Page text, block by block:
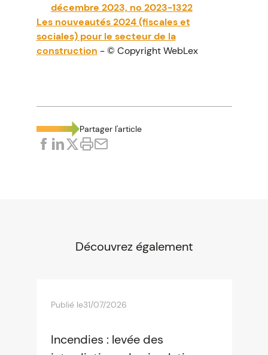
décembre 2023, no 2023-1322
Les nouveautés 2024 (fiscales et
sociales) pour le secteur de la
construction - © Copyright WebLex
Partager l'article
Découvrez également
Publié le31/07/2026
Incendies : levée des